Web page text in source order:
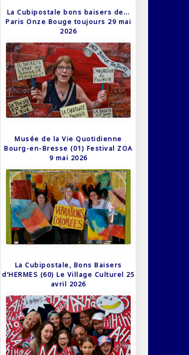
La Cubipostale bons baisers de…
Paris Onze Bouge toujours 29 mai
2026
Musée de la Vie Quotidienne
Bourg-en-Bresse (01) Festival ZOA
9 mai 2026
La Cubipostale, Bons Baisers
d’HERMES (60) Le Village Culturel 25
avril 2026